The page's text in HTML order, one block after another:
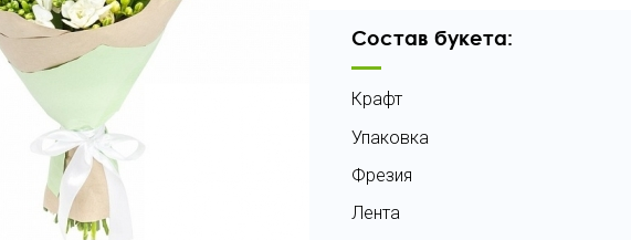
Состав букета:
Крафт
Упаковка
Фрезия
Лента